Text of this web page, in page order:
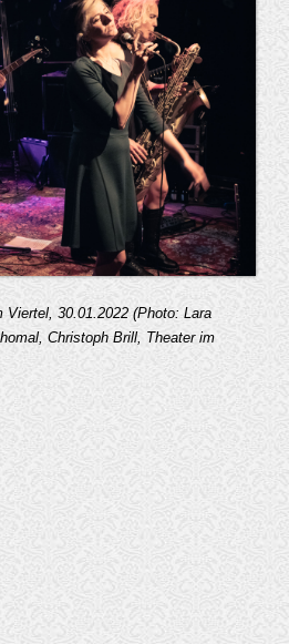
30.01.2022 (Photo: Lara
Christoph Brill, Theater im